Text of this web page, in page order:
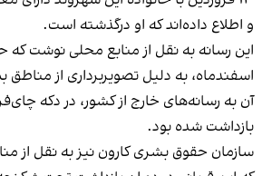
و اطلاع داده‌اند که او درگذشته است.
این رسانه به نقل از منابع محلی نوشت
اسفندماه، به دلیل تصویربرداری از مناطق
آن به رسانه‌های خارج از کشور، در دکه
بازداشت شده بود.
سازمان حقوق بشری کارون نیز به نقل از